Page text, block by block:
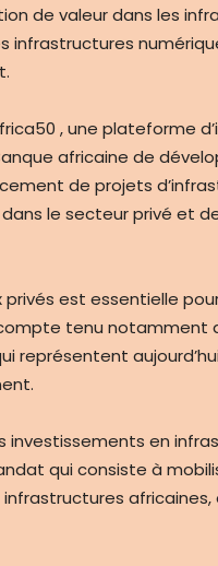
de valeur dans les
infrastructures
, une plateforme
africaine de
de projets
le secteur privé et
privés est essentielle
tenu
représentent
investissements en
qui consiste à